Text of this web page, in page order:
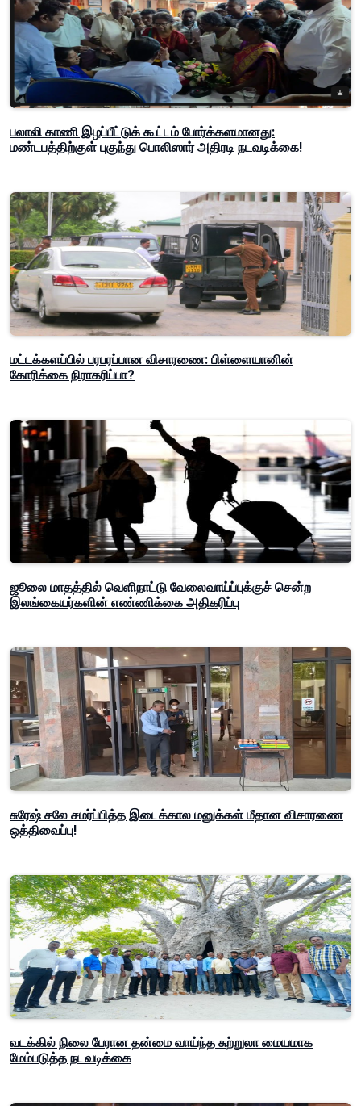
பலாலி காணி இழப்பீட்டுக் கூட்டம் போர்க்களமானது:
மண்டபத்திற்குள் புகுந்து பொலிஸார் அதிரடி நடவடிக்கை!
மட்டக்களப்பில் பரபரப்பான விசாரணை: பிள்ளையானின்
கோரிக்கை நிராகரிப்பா?
ஜூலை மாதத்தில் வெளிநாட்டு வேலைவாய்ப்புக்குச் சென்ற
இலங்கையர்களின் எண்ணிக்கை அதிகரிப்பு
சுரேஷ் சலே சமர்ப்பித்த இடைக்கால மனுக்கள் மீதான விசாரணை
ஒத்திவைப்பு!
வடக்கில் நிலை பேரான தன்மை வாய்ந்த சுற்றுலா மையமாக
மேம்படுத்த நடவடிக்கை